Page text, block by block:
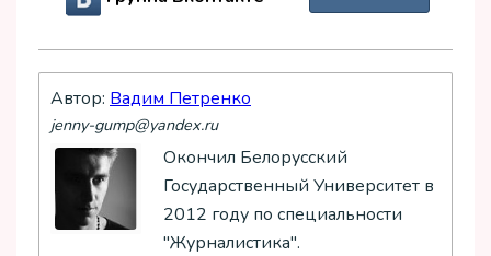
Автор: Вадим Петренко
jenny-gump@yandex.ru
Окончил Белорусский
Государственный Университет в
2012 году по специальности
"Журналистика".